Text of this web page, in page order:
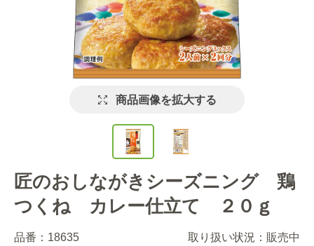
商品画像を拡大する
匠のおしながきシーズニング 鶏
つくね カレー仕立て ２０ｇ
品番： 18635 取り扱い状況： 販売中